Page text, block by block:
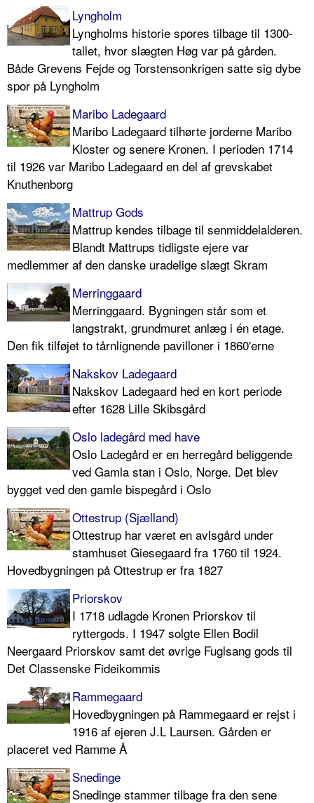
Lyngholm
Lyngholms historie spores tilbage til 1300-
tallet, hvor slægten Høg var på gården.
Både Grevens Fejde og Torstensonkrigen satte sig dybe
spor på Lyngholm
Maribo Ladegaard
Maribo Ladegaard tilhørte jorderne Maribo
Kloster og senere Kronen. I perioden 1714
til 1926 var Maribo Ladegaard en del af grevskabet
Knuthenborg
Mattrup Gods
Mattrup kendes tilbage til senmiddelalderen.
Blandt Mattrups tidligste ejere var
medlemmer af den danske uradelige slægt Skram
Merringgaard
Merringgaard. Bygningen står som et
langstrakt, grundmuret anlæg i én etage.
Den fik tilføjet to tårnlignende pavilloner i 1860'erne
Nakskov Ladegaard
Nakskov Ladegaard hed en kort periode
efter 1628 Lille Skibsgård
Oslo ladegård med have
Oslo Ladegård er en herregård beliggende
ved Gamla stan i Oslo, Norge. Det blev
bygget ved den gamle bispegård i Oslo
Ottestrup (Sjælland)
Ottestrup har været en avlsgård under
stamhuset Giesegaard fra 1760 til 1924.
Hovedbygningen på Ottestrup er fra 1827
Priorskov
I 1718 udlagde Kronen Priorskov til
ryttergods. I 1947 solgte Ellen Bodil
Neergaard Priorskov samt det øvrige Fuglsang gods til
Det Classenske Fideikommis
Rammegaard
Hovedbygningen på Rammegaard er rejst i
1916 af ejeren J.L Laursen. Gården er
placeret ved Ramme Å
Snedinge
Snedinge stammer tilbage fra den sene